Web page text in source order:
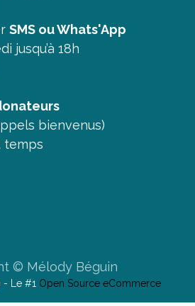
SMS ou Whats'App
jusqu’à 18h
bienvenus)
temps
© Mélody Béguin
- Le #1 Open Source eCommerce